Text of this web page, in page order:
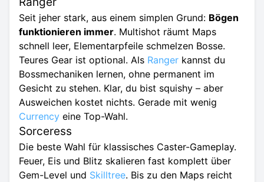
Seit jeher stark, aus einem simplen Grund: Bögen
funktionieren immer. Multishot räumt Maps
schnell leer, Elementarpfeile schmelzen Bosse.
Teures Gear ist optional. Als Ranger kannst du
Bossmechaniken lernen, ohne permanent im
Gesicht zu stehen. Klar, du bist squishy – aber
Ausweichen kostet nichts. Gerade mit wenig
Currency eine Top-Wahl.
Sorceress
Die beste Wahl für klassisches Caster-Gameplay.
Feuer, Eis und Blitz skalieren fast komplett über
Gem-Level und Skilltree. Bis zu den Maps reicht